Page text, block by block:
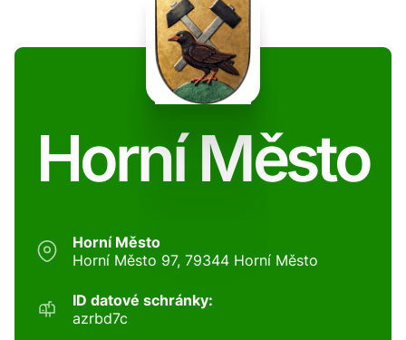
Horní Město
Horní Město
Horní Město 97, 79344 Horní Město
ID datové schránky:
azrbd7c